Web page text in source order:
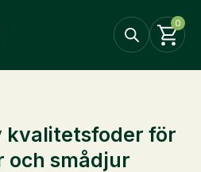
0
kvalitetsfoder för
och smådjur